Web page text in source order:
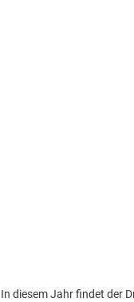
In diesem Jahr findet der